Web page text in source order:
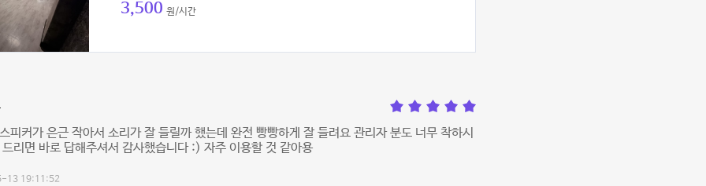
3,500 원/시간
피커가 은근 작아서 소리가 잘 들릴까 했는데 완전 빵빵하게 잘 들려요 관리자 분도 너무 착하시
리면 바로 답해주셔서 감사했습니다 :) 자주 이용할 것 같아용
13 19:11:52